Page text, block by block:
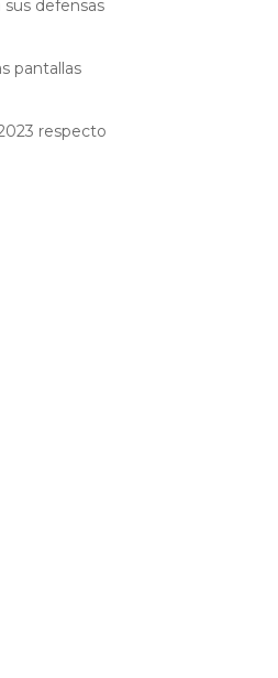
sus defensas
pantallas
respecto